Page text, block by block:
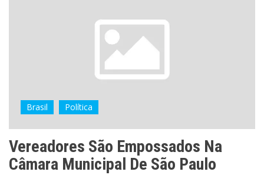
Brasil Política
Vereadores São Empossados Na
Câmara Municipal De São Paulo